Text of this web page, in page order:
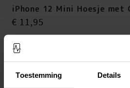
Toestemming Details
iPhone 12 Mini Hoesje
Prijs : € 11,95
€ 11,95
LEG IN